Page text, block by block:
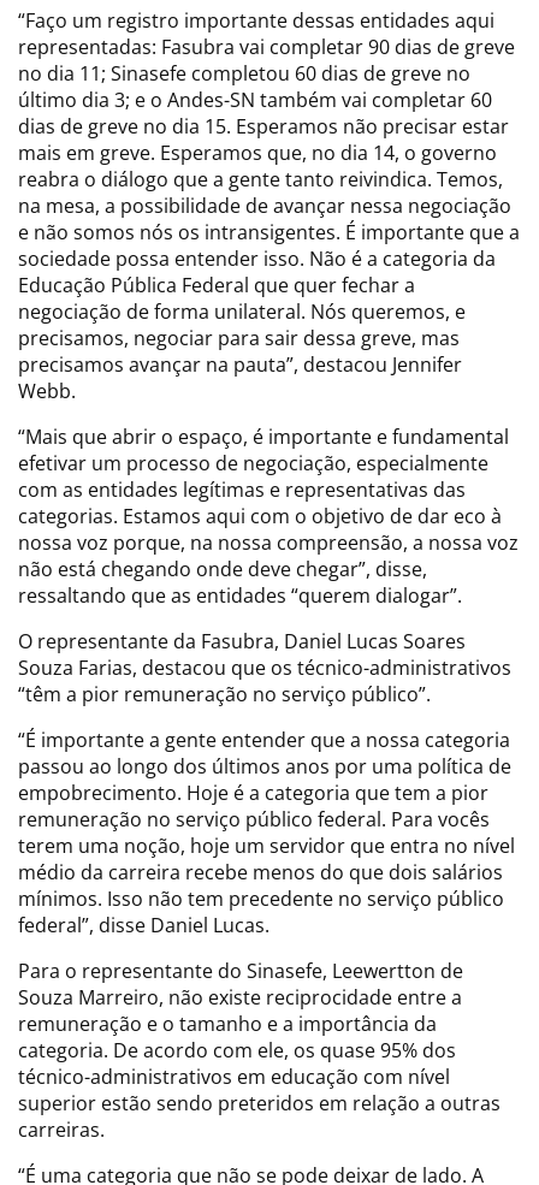
“Faço um registro importante dessas entidades aqui
representadas: Fasubra vai completar 90 dias de greve
no dia 11; Sinasefe completou 60 dias de greve no
último dia 3; e o Andes-SN também vai completar 60
dias de greve no dia 15. Esperamos não precisar estar
mais em greve. Esperamos que, no dia 14, o governo
reabra o diálogo que a gente tanto reivindica. Temos,
na mesa, a possibilidade de avançar nessa negociação
e não somos nós os intransigentes. É importante que a
sociedade possa entender isso. Não é a categoria da
Educação Pública Federal que quer fechar a
negociação de forma unilateral. Nós queremos, e
precisamos, negociar para sair dessa greve, mas
precisamos avançar na pauta”, destacou Jennifer
Webb.
“Mais que abrir o espaço, é importante e fundamental
efetivar um processo de negociação, especialmente
com as entidades legítimas e representativas das
categorias. Estamos aqui com o objetivo de dar eco à
nossa voz porque, na nossa compreensão, a nossa voz
não está chegando onde deve chegar”, disse,
ressaltando que as entidades “querem dialogar”.
O representante da Fasubra, Daniel Lucas Soares
Souza Farias, destacou que os técnico-administrativos
“têm a pior remuneração no serviço público”.
“É importante a gente entender que a nossa categoria
passou ao longo dos últimos anos por uma política de
empobrecimento. Hoje é a categoria que tem a pior
remuneração no serviço público federal. Para vocês
terem uma noção, hoje um servidor que entra no nível
médio da carreira recebe menos do que dois salários
mínimos. Isso não tem precedente no serviço público
federal”, disse Daniel Lucas.
Para o representante do Sinasefe, Leewertton de
Souza Marreiro, não existe reciprocidade entre a
remuneração e o tamanho e a importância da
categoria. De acordo com ele, os quase 95% dos
técnico-administrativos em educação com nível
superior estão sendo preteridos em relação a outras
carreiras.
“É uma categoria que não se pode deixar de lado. A